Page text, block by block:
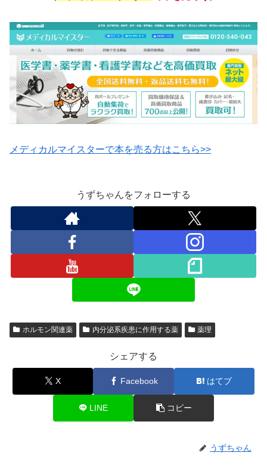
メディカルマイスターで本を売る方はこちら>>
うずちゃんをフォローする
ホルモン関連薬 内分泌系疾患に作用する薬 薬理
シェアする
X Facebook はてブ
LINE コピー
うずちゃん